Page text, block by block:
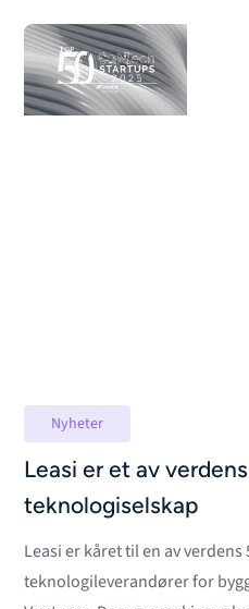
Nyheter
Leasi er et av
teknologiselskap
Leasi er kåret til en av
teknologileverandører for